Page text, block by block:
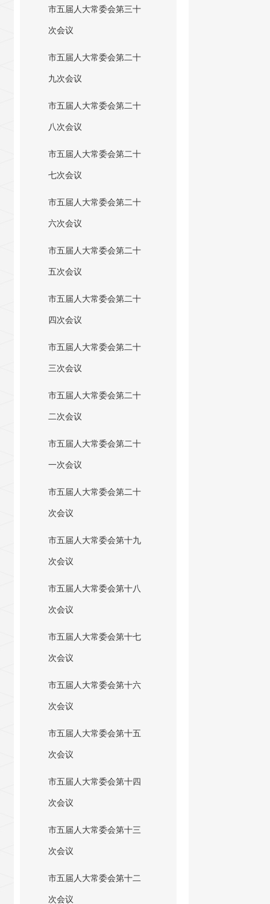
市五届人大常委会第三十
次会议
市五届人大常委会第二十
九次会议
市五届人大常委会第二十
八次会议
市五届人大常委会第二十
七次会议
市五届人大常委会第二十
六次会议
市五届人大常委会第二十
五次会议
市五届人大常委会第二十
四次会议
市五届人大常委会第二十
三次会议
市五届人大常委会第二十
二次会议
市五届人大常委会第二十
一次会议
市五届人大常委会第二十
次会议
市五届人大常委会第十九
次会议
市五届人大常委会第十八
次会议
市五届人大常委会第十七
次会议
市五届人大常委会第十六
次会议
市五届人大常委会第十五
次会议
市五届人大常委会第十四
次会议
市五届人大常委会第十三
次会议
市五届人大常委会第十二
次会议